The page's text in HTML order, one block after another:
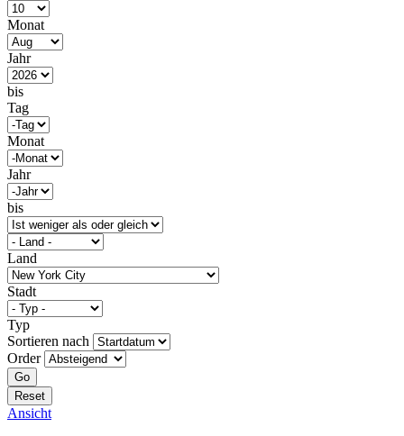
Monat
Jahr
bis
Tag
Monat
Jahr
bis
Land
Stadt
Typ
Sortieren nach
Order
Ansicht